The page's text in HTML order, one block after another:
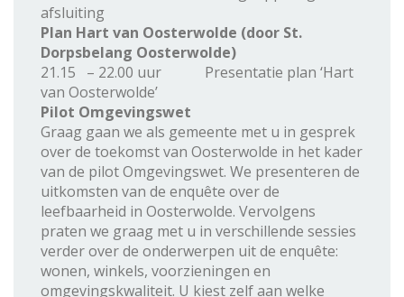
afsluiting
Plan Hart van Oosterwolde (door St.
Dorpsbelang Oosterwolde)
21.15 – 22.00 uur Presentatie plan ‘Hart
van Oosterwolde’
Pilot Omgevingswet
Graag gaan we als gemeente met u in gesprek
over de toekomst van Oosterwolde in het kader
van de pilot Omgevingswet. We presenteren de
uitkomsten van de enquête over de
leefbaarheid in Oosterwolde. Vervolgens
praten we graag met u in verschillende sessies
verder over de onderwerpen uit de enquête:
wonen, winkels, voorzieningen en
omgevingskwaliteit. U kiest zelf aan welke